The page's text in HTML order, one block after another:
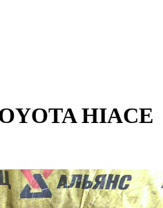
HIACE